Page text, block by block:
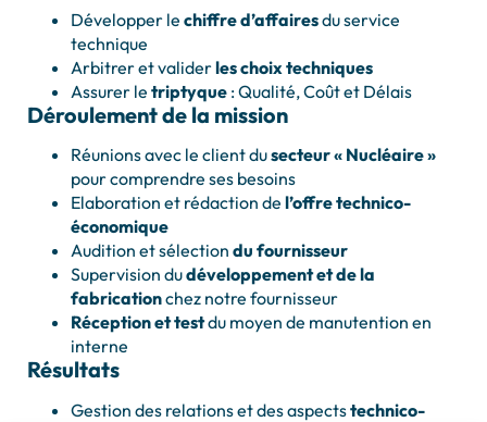
Développer le chiffre d’affairesdu service
technique
Arbitrer et validerles choix techniques
Assurer le triptyque : Qualité, Coût et Délais
Déroulement de la mission
Réunions avec le client dusecteur « Nucléaire »
pour comprendre ses besoins
Elaboration et rédaction de l’offre technico-
économique
Audition et sélection du fournisseur
Supervision dudéveloppement et de la
fabricationchez notre fournisseur
Réception et testdu moyen de manutention en
interne
Résultats
Gestion des relations et des aspectstechnico-